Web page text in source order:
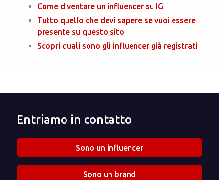
Tutto quello che devi sapere se vuoi essere
presente su questo sito
Scopri quali sono gli influencer già registrati